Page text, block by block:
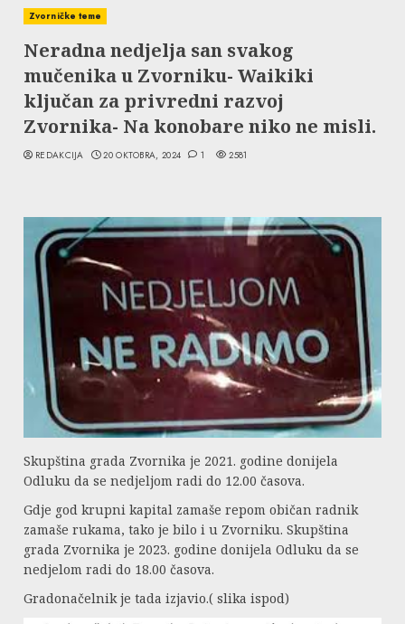
Zvorničke teme
Neradna nedjelja san svakog
mučenika u Zvorniku- Waikiki
ključan za privredni razvoj
Zvornika- Na konobare niko ne misli.
REDAKCIJA 20 OKTOBRA, 2024 1 2581
Skupština grada Zvornika je 2021. godine donijela
Odluku da se nedjeljom radi do 12.00 časova.
Gdje god krupni kapital zamaše repom običan radnik
zamaše rukama, tako je bilo i u Zvorniku. Skupština
grada Zvornika je 2023. godine donijela Odluku da se
nedjelom radi do 18.00 časova.
Gradonačelnik je tada izjavio.( slika ispod)